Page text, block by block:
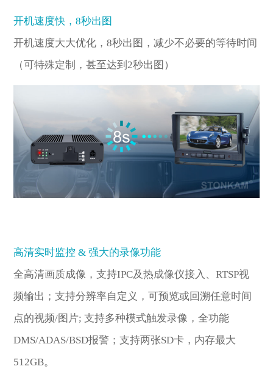
开机速度快，8秒出图
开机速度大大优化，8秒出图，减少不必要的等待时间
（可特殊定制，甚至达到2秒出图）
高清实时监控 & 强大的录像功能
全高清画质成像，支持IPC及热成像仪接入、RTSP视
频输出；支持分辨率自定义，可预览或回溯任意时间
点的视频/图片; 支持多种模式触发录像，全功能
DMS/ADAS/BSD报警；支持两张SD卡，内存最大
512GB。